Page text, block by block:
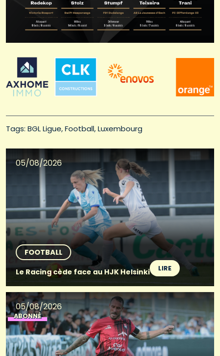
Tags: BGL Ligue Football Luxembourg
05/08/2026
FOOTBALL
Le Racing cède face au HJK Helsinki
LIRE
05/08/2026
ABONNÉ